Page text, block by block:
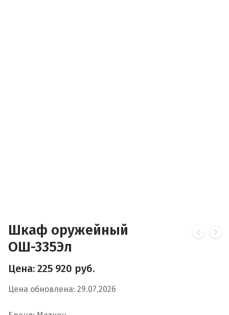
Шкаф оружейный
ОШ-335Эл
Цена: 225 920 руб.
Цена обновлена: 29.07.2026